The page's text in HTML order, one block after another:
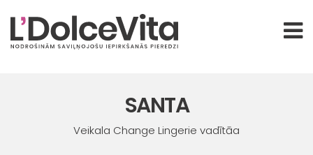
SANTA
Veikala Change Lingerie vadītāa